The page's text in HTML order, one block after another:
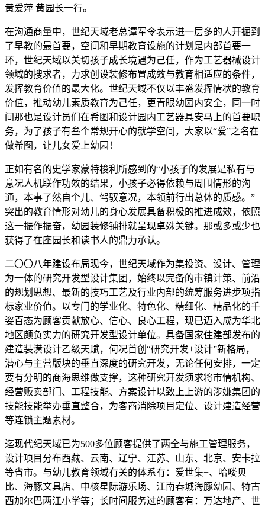
黄爱萍 黄园长一行。
在沟通商量中，世纪天域老总谭军令表示进一层多的人开掘到
了早教的最首要，空间和早期教育设施的计划是内部首要一
环，世纪天域以关切孩子成长境遇为己任，作为工艺器械设计
领域的搜求者，力求创设装修布置成效与教育相适应的条件，
发挥教育价值的最大化。世纪天域不仅以丰盛发挥情状的教育
价值，推动幼儿素质教育为己任，更青眼幼园内安全，同一时
间那也是设计员们在希图和设计园内工艺器具安马上的首要职
务，为了孩子有叁个常规开心的就学空间，大家以“爱”之名在
做希图，让儿女爱上幼园！
正如有名的史学家蒙特梭利所感到的“小孩子的发展是私有与
意况人机联作功效的结果，小孩子必得依赖与周围情形的沟
通，本事了然自个儿、驾驭意况，本领前行出总体的质感。”
突出的教育情形对幼儿的身心发展具备积极的推进成效，依照
这一振作振奋，幼园装修铺排就呈现卓殊关键。那或多或少也
获得了在座园长和读书人的鼎力承认。
二〇〇八年建设布局现今，世纪天域作为集投资、设计、管理
为一体的研究开发型设计集团，始终以完备的市镇计策、前沿
的规划思想、最新的技巧工艺及行业内部的统筹服务进步项指
标家业价值。以专门的学业化、特色化、精细化、精品化的千
姿百态为顾客贡献放心、信心、良心工程，现已迈入成为华北
地区颇负实力的研究开发型设计单位。具备国家住建部发布的
建造装潢设计乙级天赋，何况首创“研究开发+设计”新格局，
潜心与主营版块的垂直深度的研究开发，无论任何安排，一定
要有分明的商海思维做支撑，这种研究开发须求将市情机构、
经营贩卖部门、工程技能、方案设计以致上上游的涉嫌集团的
技能技能举办垂直整合，为客商消除项目定位、设计建造经营
等连锁主题素材。
迄现代纪天域已为500多位顾客提供了两全与施工管理服务，
设计项目分布西藏、云南、辽宁、江苏、山东、北京、安卡拉
等省市。与幼儿教育领域有关的体系有：爱世集+、哈喽贝
比、海豚文具店、中核星际游乐场、江南春城海豚幼园、特古
西加尔巴两江小学等；长时间服务过的顾客有：万达地产、世